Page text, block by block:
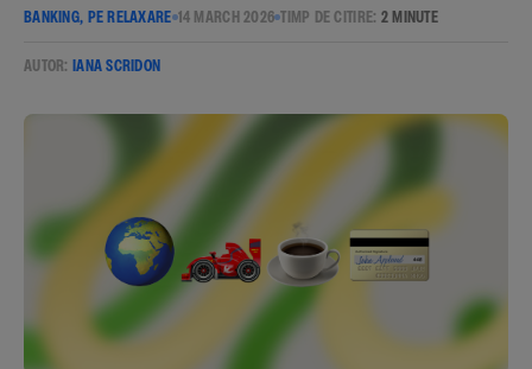
Educație financiară
BT Pay
Evenimente
BANKING, PE RELAXARE 14 MARCH 2026 TIMP DE CITIRE: 2 MINUTE
AUTOR: IANA SCRIDON